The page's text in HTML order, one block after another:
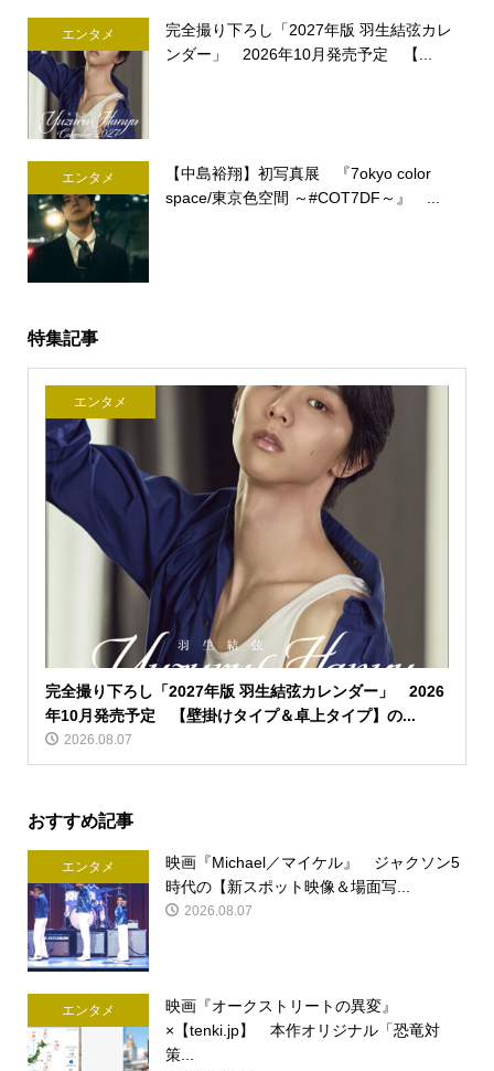
エンタメ
完全撮り下ろし「2027年版 羽生結弦カレ
ンダー」 2026年10月発売予定 【...
エンタメ
【中島裕翔】初写真展 『7okyo color
space/東京色空間 ～#COT7DF～』 ...
特集記事
エンタメ
完全撮り下ろし「2027年版 羽生結弦カレンダー」 2026
年10月発売予定 【壁掛けタイプ＆卓上タイプ】の...
2026.08.07
おすすめ記事
エンタメ
映画『Michael／マイケル』 ジャクソン5
時代の【新スポット映像＆場面写...
2026.08.07
エンタメ
映画『オークストリートの異変』
×【tenki.jp】 本作オリジナル「恐竜対
策...